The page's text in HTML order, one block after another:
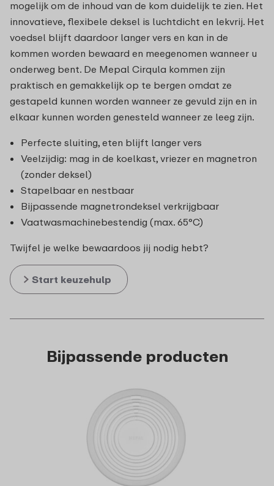
mogelijk om de inhoud van de kom duidelijk te zien. Het
innovatieve, flexibele deksel is luchtdicht en lekvrij. Het
voedsel blijft daardoor langer vers en kan in de
kommen worden bewaard en meegenomen wanneer u
onderweg bent. De Mepal Cirqula kommen zijn
praktisch en gemakkelijk op te bergen omdat ze
gestapeld kunnen worden wanneer ze gevuld zijn en in
elkaar kunnen worden genesteld wanneer ze leeg zijn.
Perfecte sluiting, eten blijft langer vers
Veelzijdig: mag in de koelkast, vriezer en magnetron
(zonder deksel)
Stapelbaar en nestbaar
Bijpassende magnetrondeksel verkrijgbaar
Vaatwasmachinebestendig (max. 65°C)
Twijfel je welke bewaardoos jij nodig hebt?
Start keuzehulp
Bijpassende producten